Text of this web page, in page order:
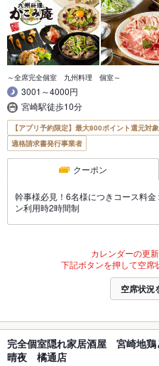
～全席完全個室 九州料理 個室～
3001～4000円
宮崎駅徒歩10分
【アプリ予約限定】最大800ポイント還元対
適格請求書発行事業者
クーポン
幹事様必見！6名様につきコース料
ン利用時2時間制
カレンダーの更
下記ボタンを押して空席
空席状況
完全個室隠れ家居酒屋 宮崎地
晴夜 橘通店